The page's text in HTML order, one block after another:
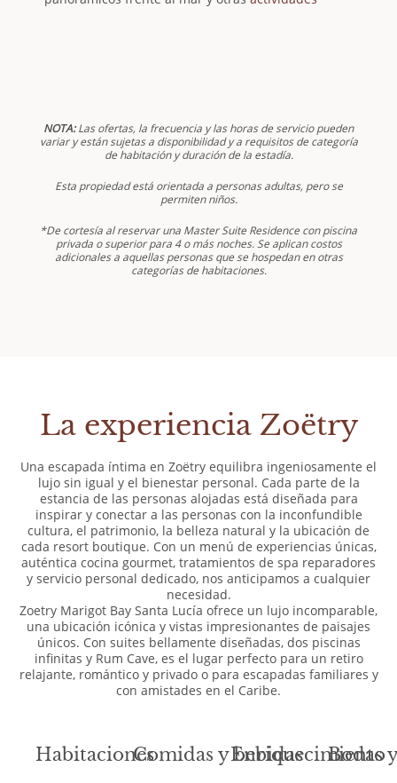
NOTA:Las ofertas, la frecuencia y las horas de servicio pueden
variar y están sujetas a disponibilidad y a requisitos de categoría
de habitación y duración de la estadía.
Esta propiedad está orientada a personas adultas, pero se
permiten niños.
*De cortesía al reservar una Master Suite Residence con piscina
privada o superior para 4 o más noches. Se aplican costos
adicionales a aquellas personas que se hospedan en otras
categorías de habitaciones.
La experiencia Zoëtry
Una escapada íntima en Zoëtry equilibra ingeniosamente el
lujo sin igual y el bienestar personal. Cada parte de la
estancia de las personas alojadas está diseñada para
inspirar y conectar a las personas con la inconfundible
cultura, el patrimonio, la belleza natural y la ubicación de
cada resort boutique. Con un menú de experiencias únicas,
auténtica cocina gourmet, tratamientos de spa reparadores
y servicio personal dedicado, nos anticipamos a cualquier
necesidad.
Zoetry Marigot Bay Santa Lucía ofrece un lujo incomparable,
una ubicación icónica y vistas impresionantes de paisajes
únicos. Con suites bellamente diseñadas, dos piscinas
infinitas y Rum Cave, es el lugar perfecto para un retiro
relajante, romántico y privado o para escapadas familiares y
con amistades en el Caribe.
HabitacionesComidas y bebidasEnriquecimiento
Bodas